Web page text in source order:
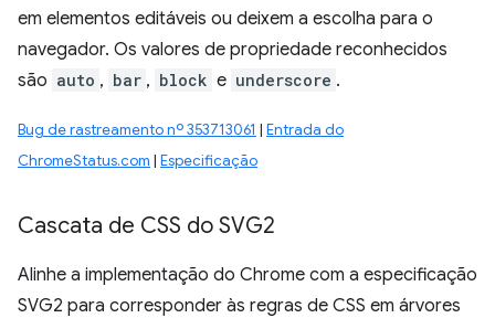
em elementos editáveis ou deixem a escolha para o
navegador. Os valores de propriedade reconhecidos
são auto , bar , block e underscore .
Bug de rastreamento nº 353713061 | Entrada do
ChromeStatus.com | Especificação
Cascata de CSS do SVG2
Alinhe a implementação do Chrome com a especificação
SVG2 para corresponder às regras de CSS em árvores